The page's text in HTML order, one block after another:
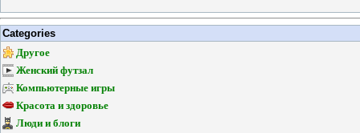
Categories
Другое
Женский футзал
Компьютерные игры
Красота и здоровье
Люди и блоги